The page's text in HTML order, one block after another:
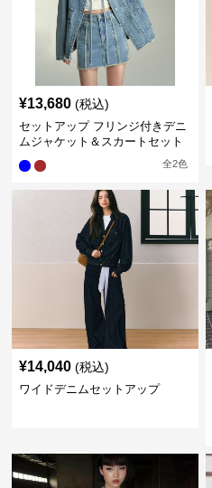
¥13,680 (税込)
セットアップ フリンジ付きデニ
ムジャケット＆スカートセット
全2色
¥14,040 (税込)
ワイドデニムセットアップ